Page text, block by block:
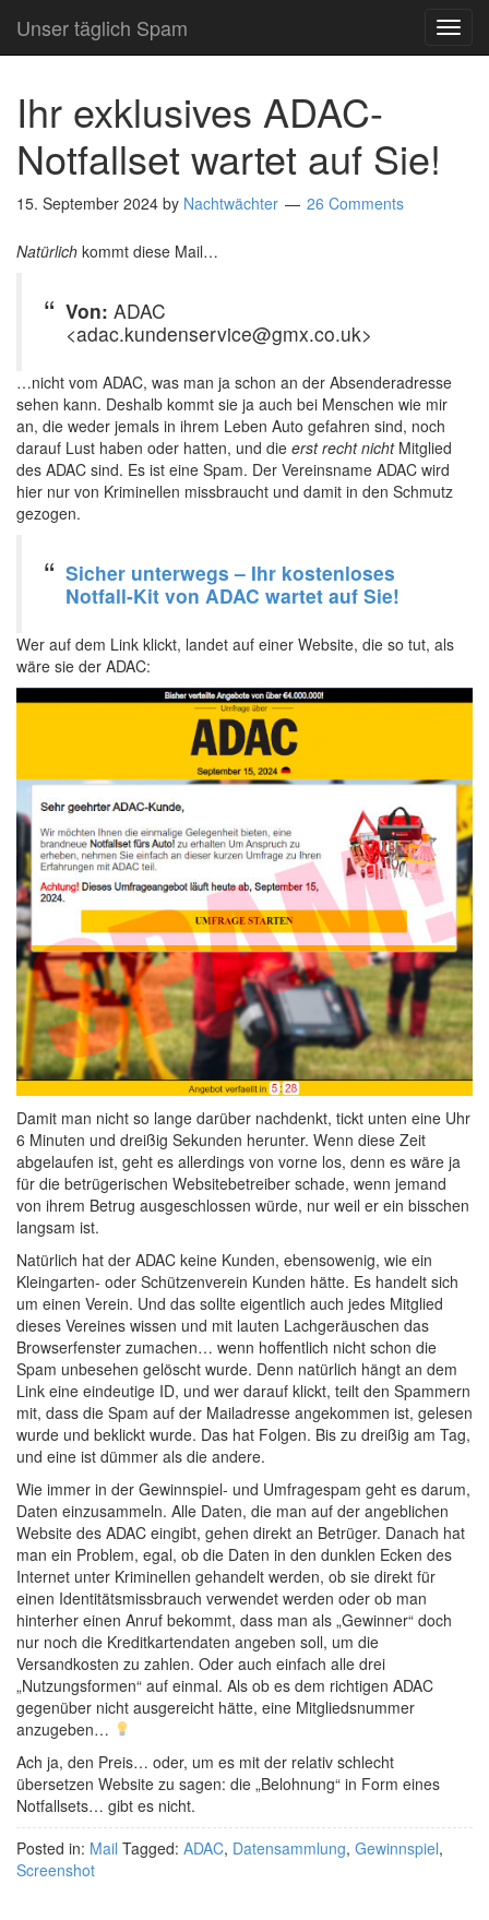
Unser täglich Spam
Ihr exklusives ADAC-
Notfallset wartet auf Sie!
15. September 2024 by Nachtwächter 26 Comments
Natürlich kommt diese Mail…
Von: ADAC
<adac.kundenservice@gmx.co.uk>
…nicht vom ADAC, was man ja schon an der Absenderadresse
sehen kann. Deshalb kommt sie ja auch bei Menschen wie mir
an, die weder jemals in ihrem Leben Auto gefahren sind, noch
darauf Lust haben oder hatten, und die erst recht nichtMitglied
des ADAC sind. Es ist eine Spam. Der Vereinsname ADAC wird
hier nur von Kriminellen missbraucht und damit in den Schmutz
gezogen.
Sicher unterwegs – Ihr kostenloses
Notfall-Kit von ADAC wartet auf Sie!
Wer auf dem Link klickt, landet auf einer Website, die so tut, als
wäre sie der ADAC:
Damit man nicht so lange darüber nachdenkt, tickt unten eine Uhr
6 Minuten und dreißig Sekunden herunter. Wenn diese Zeit
abgelaufen ist, geht es allerdings von vorne los, denn es wäre ja
für die betrügerischen Websitebetreiber schade, wenn jemand
von ihrem Betrug ausgeschlossen würde, nur weil er ein bisschen
langsam ist.
Natürlich hat der ADAC keine Kunden, ebensowenig, wie ein
Kleingarten- oder Schützenverein Kunden hätte. Es handelt sich
um einen Verein. Und das sollte eigentlich auch jedes Mitglied
dieses Vereines wissen und mit lauten Lachgeräuschen das
Browserfenster zumachen… wenn hoffentlich nicht schon die
Spam unbesehen gelöscht wurde. Denn natürlich hängt an dem
Link eine eindeutige ID, und wer darauf klickt, teilt den Spammern
mit, dass die Spam auf der Mailadresse angekommen ist, gelesen
wurde und beklickt wurde. Das hat Folgen. Bis zu dreißig am Tag,
und eine ist dümmer als die andere.
Wie immer in der Gewinnspiel- und Umfragespam geht es darum,
Daten einzusammeln. Alle Daten, die man auf der angeblichen
Website des ADAC eingibt, gehen direkt an Betrüger. Danach hat
man ein Problem, egal, ob die Daten in den dunklen Ecken des
Internet unter Kriminellen gehandelt werden, ob sie direkt für
einen Identitätsmissbrauch verwendet werden oder ob man
hinterher einen Anruf bekommt, dass man als „Gewinner“ doch
nur noch die Kreditkartendaten angeben soll, um die
Versandkosten zu zahlen. Oder auch einfach alle drei
„Nutzungsformen“ auf einmal. Als ob es dem richtigen ADAC
gegenüber nicht ausgereicht hätte, eine Mitgliedsnummer
anzugeben…
Ach ja, den Preis… oder, um es mit der relativ schlecht
übersetzen Website zu sagen: die „Belohnung“ in Form eines
Notfallsets… gibt es nicht.
Posted in: Mail Tagged: ADAC, Datensammlung, Gewinnspiel,
Screenshot